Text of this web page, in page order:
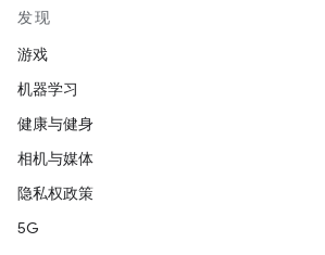
发现
游戏
机器学习
健康与健身
相机与媒体
隐私权政策
5G